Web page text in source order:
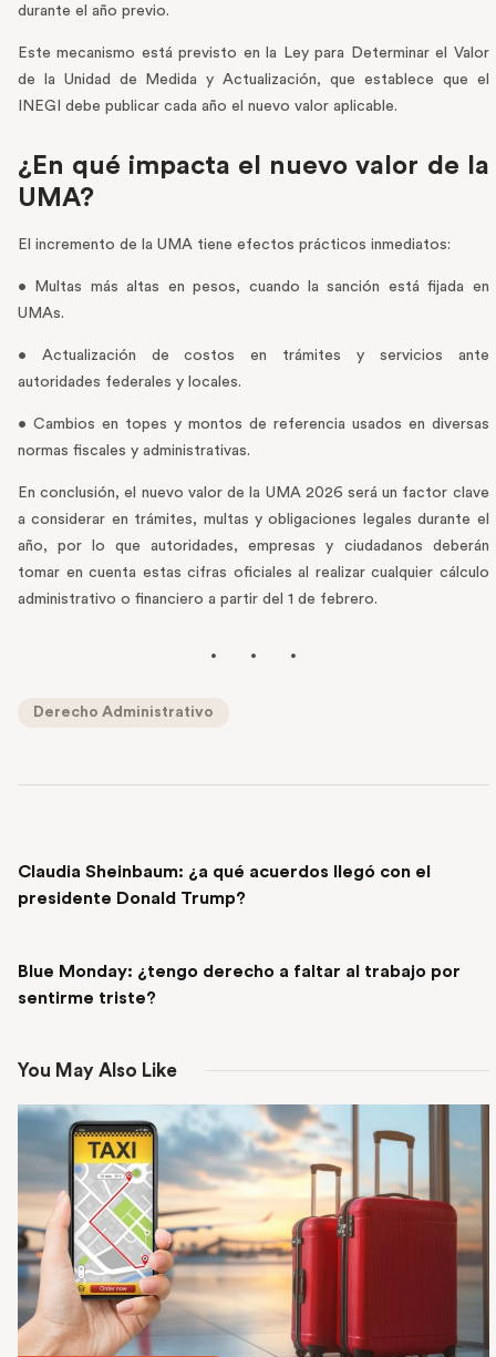
durante el año previo.
Este mecanismo está previsto en la Ley para Determinar el Valor
de la Unidad de Medida y Actualización, que establece que el
INEGI debe publicar cada año el nuevo valor aplicable.
¿En qué impacta el nuevo valor de la
UMA?
El incremento de la UMA tiene efectos prácticos inmediatos:
• Multas más altas en pesos, cuando la sanción está fijada en
UMAs.
• Actualización de costos en trámites y servicios ante
autoridades federales y locales.
• Cambios en topes y montos de referencia usados en diversas
normas fiscales y administrativas.
En conclusión, el nuevo valor de la UMA 2026 será un factor clave
a considerar en trámites, multas y obligaciones legales durante el
año, por lo que autoridades, empresas y ciudadanos deberán
tomar en cuenta estas cifras oficiales al realizar cualquier cálculo
administrativo o financiero a partir del 1 de febrero.
Derecho Administrativo
Claudia Sheinbaum: ¿a qué acuerdos llegó con el
presidente Donald Trump?
Blue Monday: ¿tengo derecho a faltar al trabajo por
sentirme triste?
You May Also Like